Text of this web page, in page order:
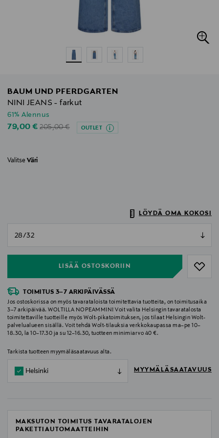
BAUM UND PFERDGARTEN
NINI JEANS - farkut
61% Alennus
Discounted Price
79,00 €Original Price
205,00 € OUTLET
Valitse Väri
LÖYDÄ OMA KOKOSI
LISÄÄ OSTOSKORIIN
null
TOIMITUS 3–7 ARKIPÄIVÄSSÄ
Jos ostoskorissa on myös tavarataloista toimitettavia tuotteita, on toimitusaika
3–7 arkipäivää. WOLTILLA NOPEAMMIN! Voit valita Helsingin tavaratalosta
toimitettaville tuotteille myös Wolt-pikatoimituksen, jos tilaat Helsingin Wolt-
palvelualueen sisällä. Voit tehdä Wolt-tilauksia verkkokaupassa ma–pe 10–
18.30, la 10–17.30 ja su 12–16.30, tuotteen minimiarvo 40 €.
Tarkista tuotteen myymäläsaatavuus alta.
Helsinki MYYMÄLÄSAATAVUUS
MAKSUTON TOIMITUS TAVARATALOJEN
PAKETTIAUTOMAATTEIHIN